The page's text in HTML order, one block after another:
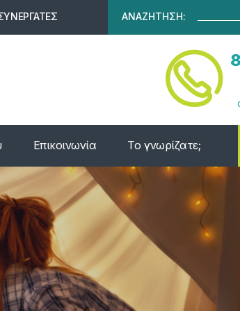
ΑΝΑΖΗΤΗΣΗ:
Επικοινωνία Το γνωρίζατε;